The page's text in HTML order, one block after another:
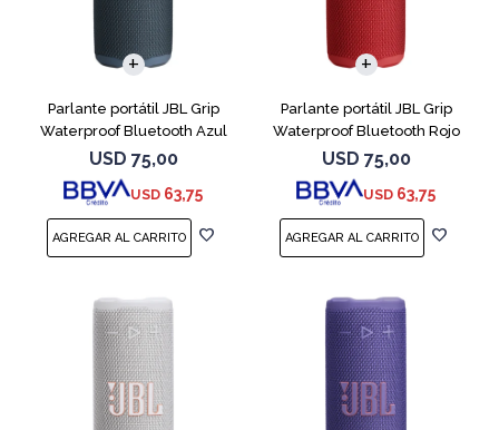
Parlante portátil JBL Grip
Waterproof Bluetooth Azul
USD 75,00
USD 63,75
Parlante portátil JBL Grip
Waterproof Bluetooth Rojo
USD 75,00
USD 63,75